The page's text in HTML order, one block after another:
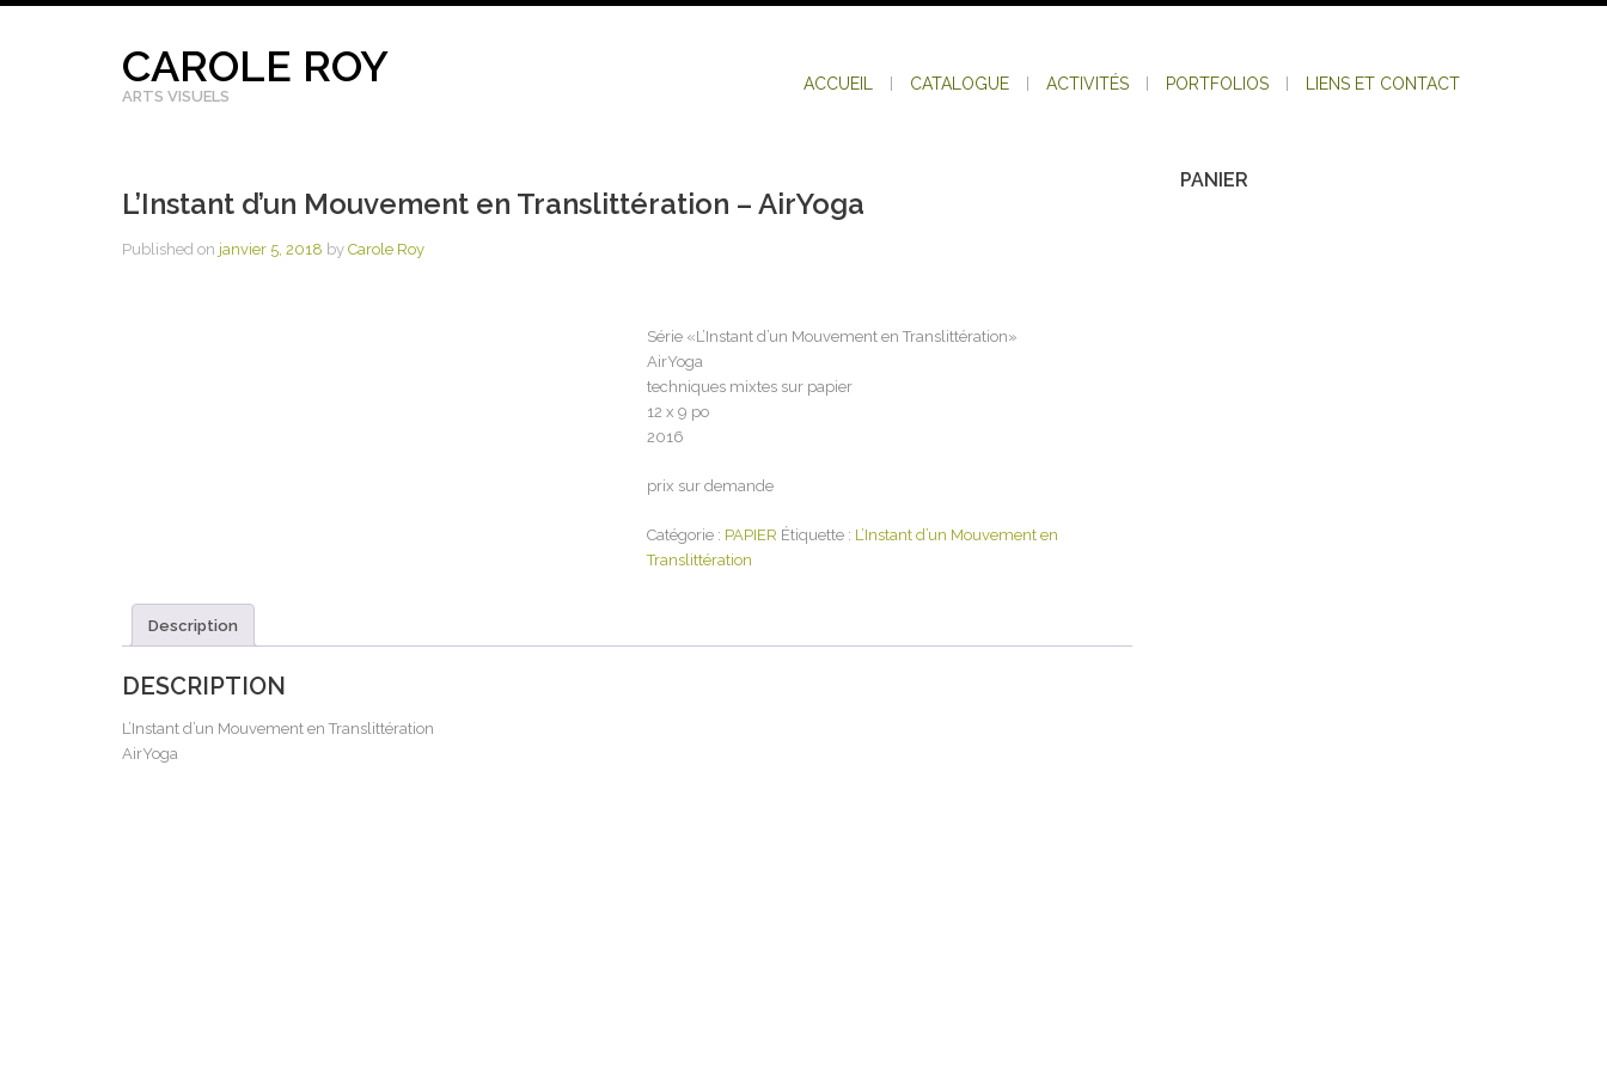
CAROLE ROY
ARTS VISUELS
ACCUEIL CATALOGUE ACTIVITÉS PORTFOLIOS LIENS ET CONTACT
L’Instant d’un Mouvement en Translittération – AirYoga
Published on janvier 5, 2018 by Carole Roy
Série «L’Instant d’un Mouvement en Translittération»
AirYoga
techniques mixtes sur papier
12 x 9 po
2016
prix sur demande
Catégorie : PAPIER Étiquette : L’Instant d’un Mouvement en
Translittération
Description
DESCRIPTION
L’Instant d’un Mouvement en Translittération
AirYoga
PANIER